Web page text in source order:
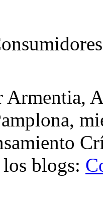
Armentia,
blogs: